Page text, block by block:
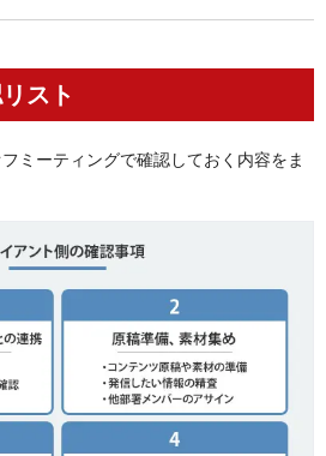
スト
ミーティングで確認しておく内容をま